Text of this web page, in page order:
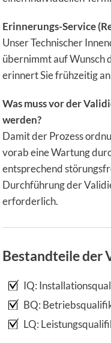
Erinnerungs-Service
Unser Technischer
übernimmt auf Wunsch
erinnert Sie frühzeitig
Was muss vor der
werden?
Damit der Prozess
vorab eine Wartung
entsprechend
Durchführung der
erforderlich.
Bestandteile der
IQ:
BQ:
LQ: